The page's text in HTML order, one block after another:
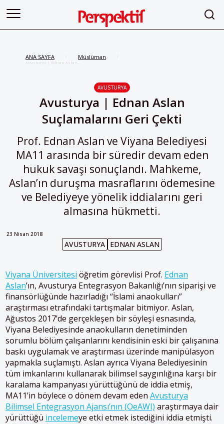
ANA SAYFA Müslüman
Avusturya | Ednan Aslan
Suçlamalarını Geri Çekti
AVUSTURYA
Avusturya | Ednan Aslan
Suçlamalarını Geri Çekti
Prof. Ednan Aslan ve Viyana Belediyesi
MA11 arasında bir süredir devam eden
hukuk savaşı sonuçlandı. Mahkeme,
Aslan’ın duruşma masraflarını ödemesine
ve Belediyeye yönelik iddialarını geri
almasına hükmetti.
23 Nisan 2018
AVUSTURYA EDNAN ASLAN
Viyana Üniversitesi öğretim görevlisi Prof. Ednan
Aslan’ın, Avusturya Entegrasyon Bakanlığı’nın siparişi ve
finansörlüğünde hazırladığı “İslami anaokulları”
araştırması etrafındaki tartışmalar bitmiyor. Aslan,
Ağustos 2017’de gerçekleşen bir söyleşi esnasında,
Viyana Belediyesinde anaokulların denetiminden
sorumlu bölüm çalışanlarını kendisinin eski bir çalışanına
baskı uygulamak ve araştırması üzerinde manipülasyon
yapmakla suçlamıştı. Aslan ayrıca Viyana Belediyesinin
tüm imkanlarını kullanarak bilimsel saygınlığına karşı bir
karalama kampanyası yürüttüğünü de iddia etmiş,
MA11’in böylece o dönem devam eden Avusturya
Bilimsel Entegrasyon Ajansı’nın (OeAWI) araştırmaya dair
yürüttüğü incelemeye etki etmek istediğini iddia etmişti.